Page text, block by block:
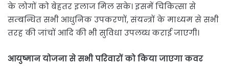
के लोगों को बेहतर इलाज मिल सके। इसमें चिकित्सा से
सम्बन्धित सभी आधुनिक उपकरणों, संयन्त्रों के माध्यम से सभी
तरह की जांचों आदि की भी सुविधा उपलब्ध कराई जाएगी।
आयुष्मान योजना से सभी परिवारों को किया जाएगा कवर